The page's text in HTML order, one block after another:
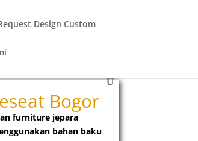
Design Custom
Bogor
furniture jepara
bahan baku